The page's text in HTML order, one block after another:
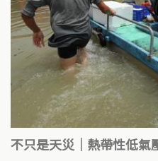
不只是天災｜熱帶性低氣